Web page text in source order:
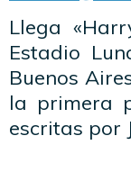
Llega
Estadio
Buenos
la primera
escritas por